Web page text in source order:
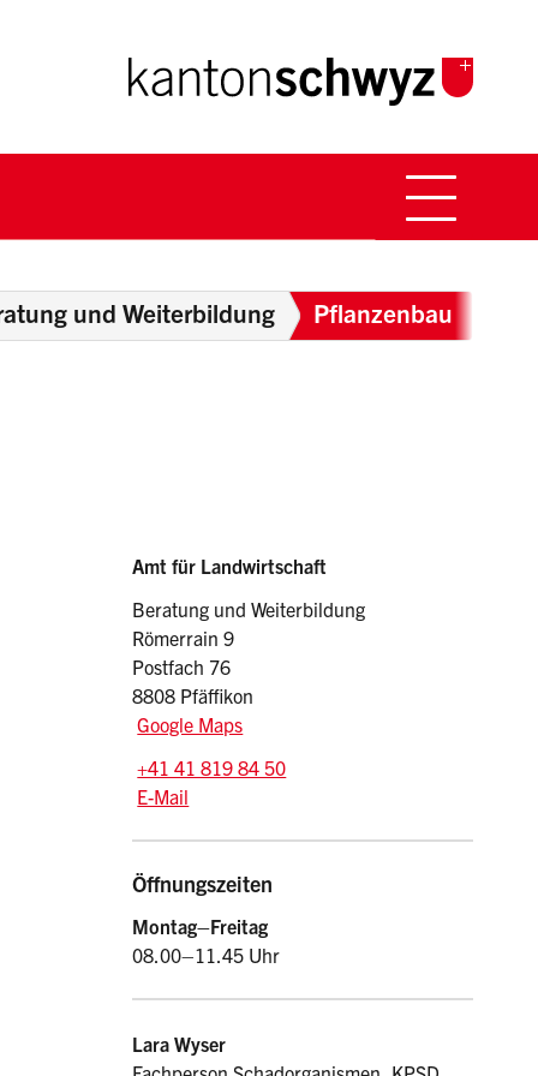
Breadcrumb
und Weiterbildung Pflanzenbau
Sidebar
Adresse
Amt für Landwirtschaft
Beratung und Weiterbildung
Römerrain 9
Postfach 76
8808 Pfäffikon
Google Maps
Tel.:
+41 41 819 84 50
E-Mail: lbw.afl
E-Mail
Öffnungszeiten
Montag–Freitag
08.00–11.45 Uhr
Lara Wyser